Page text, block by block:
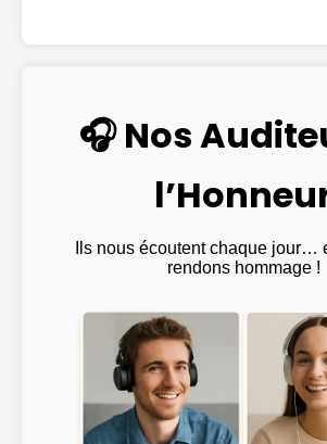
🎧 Nos
Ils nous écoutent chaque jour…
rendons hommage !